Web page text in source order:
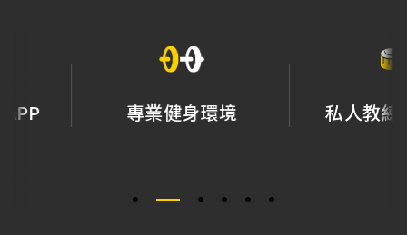
專業健身環境 私人教練量身規劃